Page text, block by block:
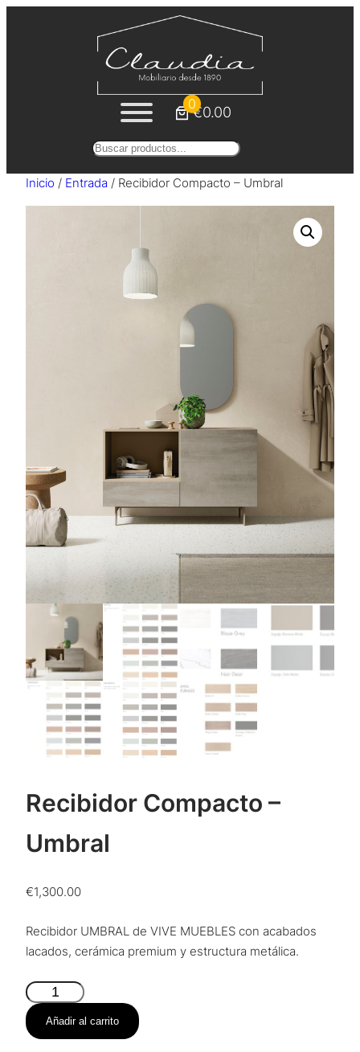
0
€0.00
Buscar
Inicio / Entrada / Recibidor Compacto – Umbral
Recibidor Compacto –
Umbral
€1,300.00
Recibidor UMBRAL de VIVE MUEBLES con acabados
lacados, cerámica premium y estructura metálica.
Recibidor
Compacto
–
Añadir al carrito